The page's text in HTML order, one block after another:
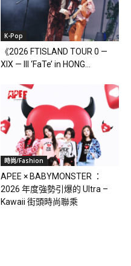
K-Pop
《2026 FTISLAND TOUR 0 —
XIX — III ‘FaTe’ in HONG...
時尚/Fashion
APEE × BABYMONSTER ：
2026 年度強勢引爆的 Ultra –
Kawaii 街頭時尚聯乘